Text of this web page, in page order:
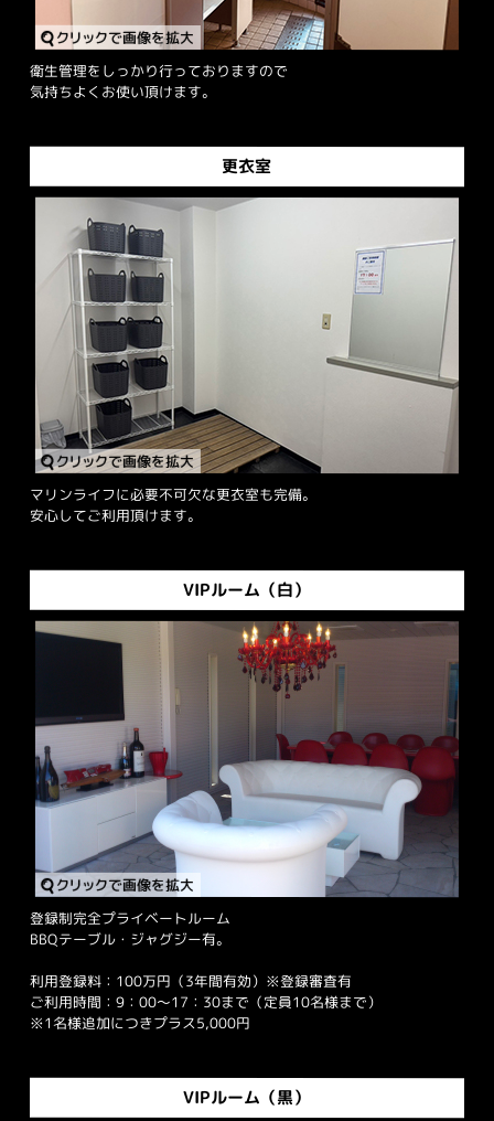
衛生管理をしっかり行っておりますので
気持ちよくお使い頂けます。
更衣室
マリンライフに必要不可欠な更衣室も完備。
安心してご利用頂けます。
VIPルーム（白）
登録制完全プライベートルーム
BBQテーブル・ジャグジー有。
利用登録料：100万円（3年間有効）※登録審査有
ご利用時間：9：00～17：30まで（定員10名様まで）
※1名様追加につきプラス5,000円
VIPルーム（黒）